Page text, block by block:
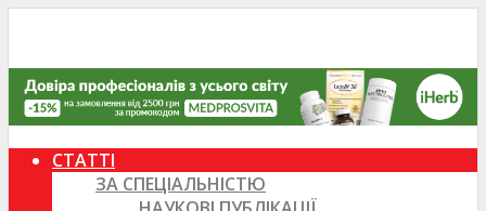
СТАТТІ
ЗА СПЕЦІАЛЬНІСТЮ